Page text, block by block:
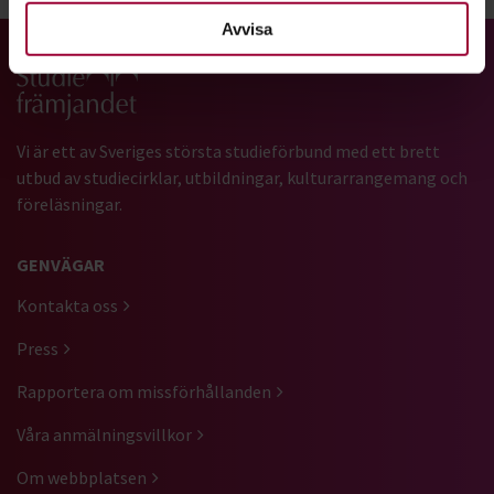
Avvisa
Gå till studiefrämjandets startsida
Vi är ett av Sveriges största studieförbund med ett brett
utbud av studiecirklar, utbildningar, kulturarrangemang och
föreläsningar.
GENVÄGAR
Kontakta oss
Press
Rapportera om missförhållanden
Våra anmälningsvillkor
Om webbplatsen